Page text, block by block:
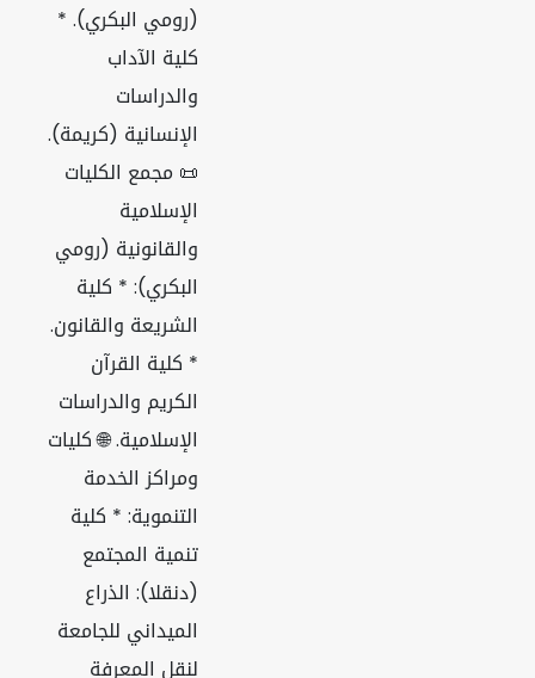
(رومي البكري). *
كلية الآداب
والدراسات
الإنسانية (كريمة).
📜 مجمع الكليات
الإسلامية
والقانونية (رومي
البكري): * كلية
الشريعة والقانون.
* كلية القرآن
الكريم والدراسات
الإسلامية. 🌐 كليات
ومراكز الخدمة
التنموية: * كلية
تنمية المجتمع
(دنقلا): الذراع
الميداني للجامعة
لنقل المعرفة